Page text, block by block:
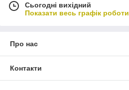
Сьогодні вихідний
Показати весь графік роботи
Про нас
Контакти